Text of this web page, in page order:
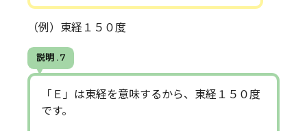
（例）東経１５０度
説明 . 7
「Ｅ」は東経を意味するから、東経１５０度
です。